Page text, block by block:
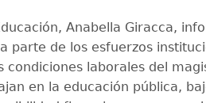
Anabella Giracca,
parte de los esfuerzos
condiciones laborales del
en la educación pública,